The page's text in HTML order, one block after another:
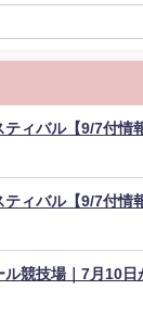
ィバル【9/7付情
ィバル【9/7付情
競技場｜7月10日